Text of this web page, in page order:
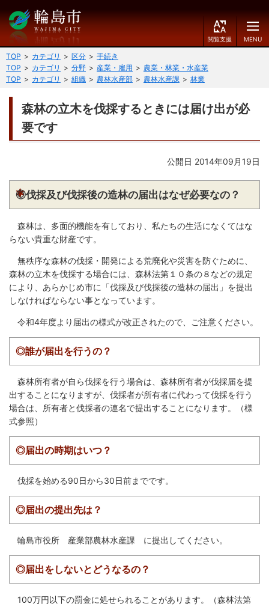
閲
覧
E
文字の大きさ
小
中
背景色
黒
読み上げる
言語を変更する
n
g
l
i
s
h
体
中
文
繁
体
中
文
한
국
어
届出・登録・証明
住宅・インフラ 環境・衛生
消費生活 輪島市ケーブルテレビ
事業者の方へ
税 入札・契約
観光・文化
観光情報 市の紹介
世界農業遺産 施設案内
行政 教育行政
農業委員会
選挙
防災
TOP カテゴリ 区分
手続き
TOP
カテゴリ 分野 産業・雇用
農業・林業・水産業
TOP
カテゴリ 組織 農林水産部 農林水産課 林業
森林の立木を伐採するときには届け出が必
要です
公開日 2014年09月19日
◎伐採及び伐採後の造林の届出はなぜ必要なの？
森林は、多面的機能を有しており、私たちの生活になくてはな
らない貴重な財産です。
無秩序な森林の伐採・開発による荒廃化や災害を防ぐために、
森林の立木を伐採する場合には、森林法第１０条の８などの規定
により、あらかじめ市に「伐採及び伐採後の造林の届出」を提出
しなければならない事となっています。
令和4年度より届出の様式が改正されたので、ご注意ください。
◎誰が届出を行うの？
森林所有者が自ら伐採を行う場合は、森林所有者が伐採届を提
出することになりますが、伐採者が所有者に代わって伐採を行う
場合は、所有者と伐採者の連名で提出することになります。（様
式参照）
◎届出の時期はいつ？
伐採を始める90日から30日前までです。
◎届出の提出先は？
輪島市役所 産業部農林水産課 に提出してください。
◎届出をしないとどうなるの？
100万円以下の罰金に処せられることがあります。（森林法第